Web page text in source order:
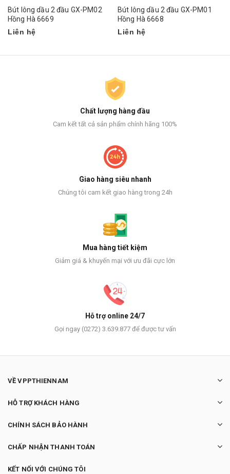
Bút lông dầu 2 đầu GX-PM02
Hồng Hà 6669
Liên hệ
Bút lông dầu 2 đầu GX-PM01
Hồng Hà 6668
Liên hệ
Chất lượng hàng đầu
Cam kết tất cả sản phẩm chính hãng 100%
Giao hàng siêu nhanh
Chúng tôi cam kết giao hàng trong 24h
Mua hàng tiết kiệm
Giảm giá & khuyến mại với ưu đãi cực lớn
Hỗ trợ online 24/7
Gọi ngay (0272) 3.639.877 để được tư vấn
VỀ VPPTHIENNAM
HỖ TRỢ KHÁCH HÀNG
CHÍNH SÁCH BẢO HÀNH
CHẤP NHẬN THANH TOÁN
KẾT NỐI VỚI CHÚNG TÔI